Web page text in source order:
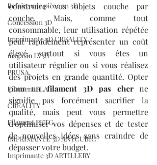
Refaire une pièce en 3D
Concession 3D
Imprimante 3D CREALITY
magasin LV3D
PRUSA,
Filament PLA
CREALITY
Filament PETG,
IMPRIMANTE 3D ANYCUBIC
Imprimante 3D ARTILLERY
construire vos objets couche par
couche. Mais, comme tout
consommable, leur utilisation répétée
peut rapidement représenter un coût
élevé, surtout si vous êtes un
utilisateur régulier ou si vous réalisez
des projets en grande quantité. Opter
pour un filament 3D pas cher ne
signifie pas forcément sacrifier la
qualité, mais peut vous permettre
d'optimiser vos dépenses et de tester
de nouvelles idées sans craindre de
dépasser votre budget.